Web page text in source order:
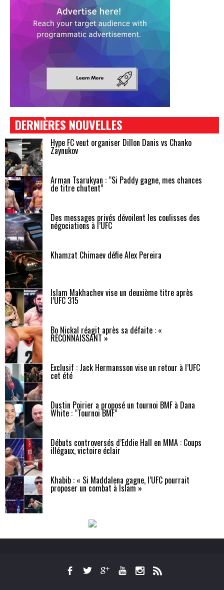
DERNIÈRES NOUVELLES
Hype FC veut organiser Dillon Danis vs Chanko
Zaynukov
Arman Tsarukyan : “Si Paddy gagne, mes chances
de titre chutent”
Des messages privés dévoilent les coulisses des
négociations à l’UFC
Khamzat Chimaev défie Alex Pereira
Islam Makhachev vise un deuxième titre après
l’UFC 315
Bo Nickal réagit après sa défaite : «
RECONNAISSANT »
Exclusif : Jack Hermansson vise un retour à l’UFC
cet été
Dustin Poirier a proposé un tournoi BMF à Dana
White : “Tournoi BMF”
Débuts controversés d’Eddie Hall en MMA : Coups
illégaux, victoire éclair
Khabib : « Si Maddalena gagne, l’UFC pourrait
proposer un combat à Islam »